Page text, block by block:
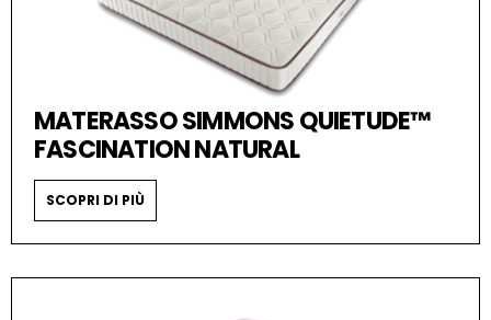
MATERASSO SIMMONS QUIETUDE™
FASCINATION NATURAL
SCOPRI DI PIÙ